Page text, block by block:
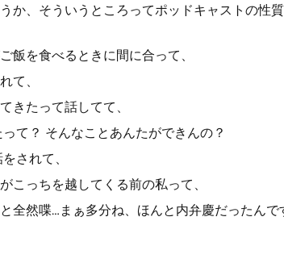
か、そういうところってポッドキャストの性
飯を食べるときに間に合って、
て、
きたって話してて、
て？ そんなことあんたができんの？
されて、
こっちを越してくる前の私って、
全然喋…まぁ多分ね、ほんと内弁慶だったんで